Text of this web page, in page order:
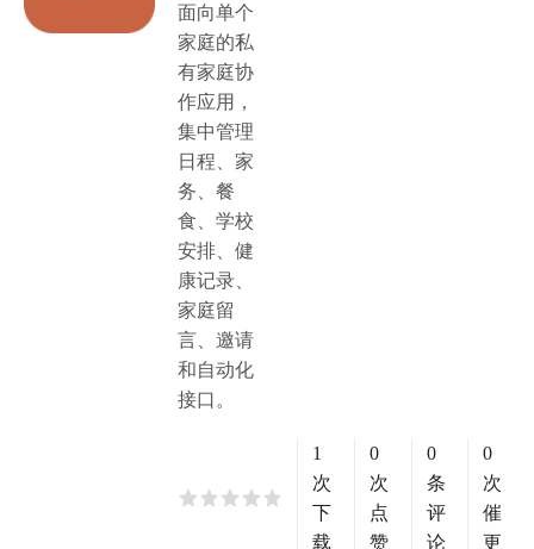
面向单个
家庭的私
有家庭协
作应用，
集中管理
日程、家
务、餐
食、学校
安排、健
康记录、
家庭留
言、邀请
和自动化
接口。
1
次
下
载
0
次
点
赞
0
条
评
论
0
次
催
更